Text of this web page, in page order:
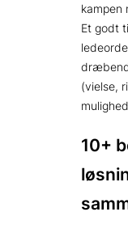
kampen
Et godt
(vielse,
10+